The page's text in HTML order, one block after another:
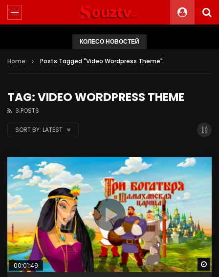
КОЛЕСО НОВОСТЕЙ
Home Posts Tagged "Video Wordpress Theme"
TAG: VIDEO WORDPRESS THEME
3 POSTS
SORT BY: LATEST
00:01:49